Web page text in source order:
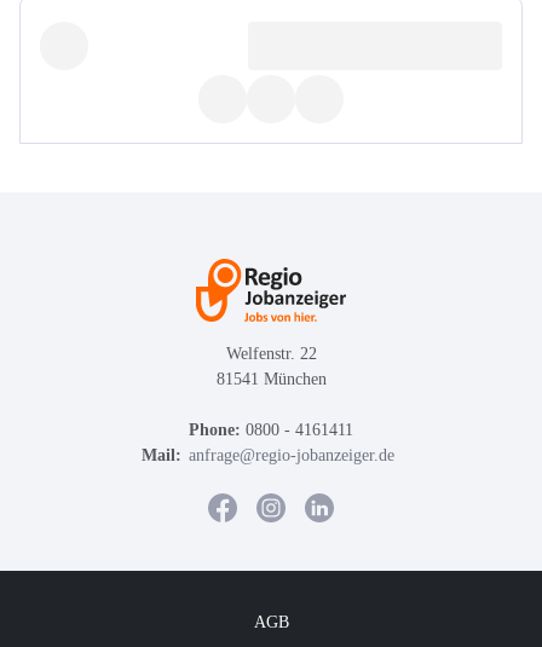
Welfenstr. 22
81541 München
Phone: 0800 - 4161411
Mail: anfrage@regio-jobanzeiger.de
AGB